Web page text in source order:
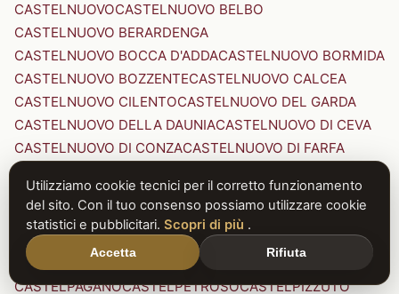
CASTELNUOVOCASTELNUOVO BELBO
CASTELNUOVO BERARDENGA
CASTELNUOVO BOCCA D'ADDACASTELNUOVO BORMIDA
CASTELNUOVO BOZZENTECASTELNUOVO CALCEA
CASTELNUOVO CILENTOCASTELNUOVO DEL GARDA
CASTELNUOVO DELLA DAUNIACASTELNUOVO DI CEVA
CASTELNUOVO DI CONZACASTELNUOVO DI FARFA
CASTELNUOVO DI PORTO CASTELNUOVO DON BOSCO
CASTELNUOVO MAGRACASTELNUOVO NIGRA
CASTELNUOVO PARANOCASTELNUOVO RANGONE
CASTELNUOVO SCRIVIA
CASTELNUOVO VAL DI CECINA
CASTELPAGANOCASTELPETROSOCASTELPIZZUTO
Utilizziamo cookie tecnici per il corretto funzionamento
del sito. Con il tuo consenso possiamo utilizzare cookie
statistici e pubblicitari. Scopri di più .
Accetta Rifiuta